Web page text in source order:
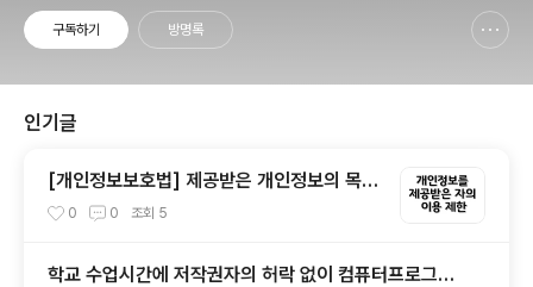
구독하기 방명록
인기글
[개인정보보호법] 제공받은 개인정보의 목적
외의 이용 여부
0 0 조회 5
학교 수업시간에 저작권자의 허락 없이 컴퓨터프로그램